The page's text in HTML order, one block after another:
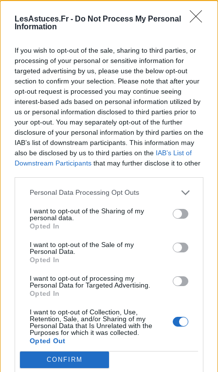
LesAstuces.Fr - Do Not Process My Personal
Information
If you wish to opt-out of the sale, sharing to third parties, or
processing of your personal or sensitive information for
targeted advertising by us, please use the below opt-out
section to confirm your selection. Please note that after your
opt-out request is processed you may continue seeing
interest-based ads based on personal information utilized by
us or personal information disclosed to third parties prior to
your opt-out. You may separately opt-out of the further
disclosure of your personal information by third parties on the
IAB’s list of downstream participants. This information may
also be disclosed by us to third parties on the IAB’s List of
Downstream Participants that may further disclose it to other
Personal Data Processing Opt Outs
I want to opt-out of the Sharing of my
personal data.
Opted In
I want to opt-out of the Sale of my
Personal Data.
Opted In
I want to opt-out of processing my
Personal Data for Targeted Advertising.
Opted In
I want to opt-out of Collection, Use,
Retention, Sale, and/or Sharing of my
Personal Data that Is Unrelated with the
Purposes for which it was collected.
Opted Out
CONFIRM
Un autre avantage important est l’économie que vous
pouvez réaliser. Les liquides de rinçage pour lave-
si vous utilisez votre lave-vaisselle régulièrement.
Par contre, les ingrédients nécessaires pour
fabriquer votreliquide de rinçage lave vaisselle
maison sont bon marché et disponibles dans la
plupart des supermarchés.
En combinant avec leprogramme éco du lave-
vaisselle, vous réalisez de réelles économies.
C’est efficace
Si vous pensez que le fait maison signifie moins
efficace, détrompez-vous. Le vinaigre blanc est un
agent nettoyant puissant et le citron est parfait pour
donner de l’éclat à votre vaisselle.